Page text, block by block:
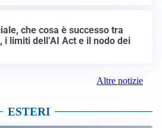
che cosa è successo tra
i limiti dell’AI Act e il nodo dei
Altre notizie
ESTERI